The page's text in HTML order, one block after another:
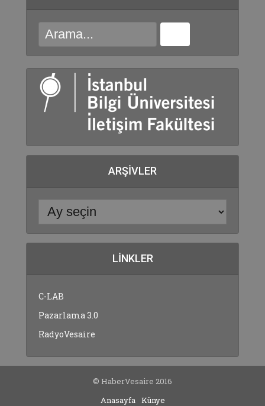
ARŞIVLER
LINKLER
C-LAB
Pazarlama 3.0
RadyoVesaire
© HaberVesaire 2016
Anasayfa Künye